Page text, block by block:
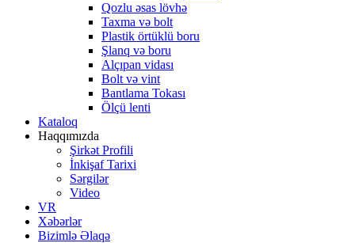
Qozlu əsas lövhə
Taxma və bolt
Plastik örtüklü boru
Şlanq və boru
Alçıpan vidası
Bolt və vint
Bantlama Tokası
Ölçü lenti
Kataloq
Haqqımızda
Şirkət Profili
İnkişaf Tarixi
Sərgilər
Video
VR
Xəbərlər
Bizimlə Əlaqə